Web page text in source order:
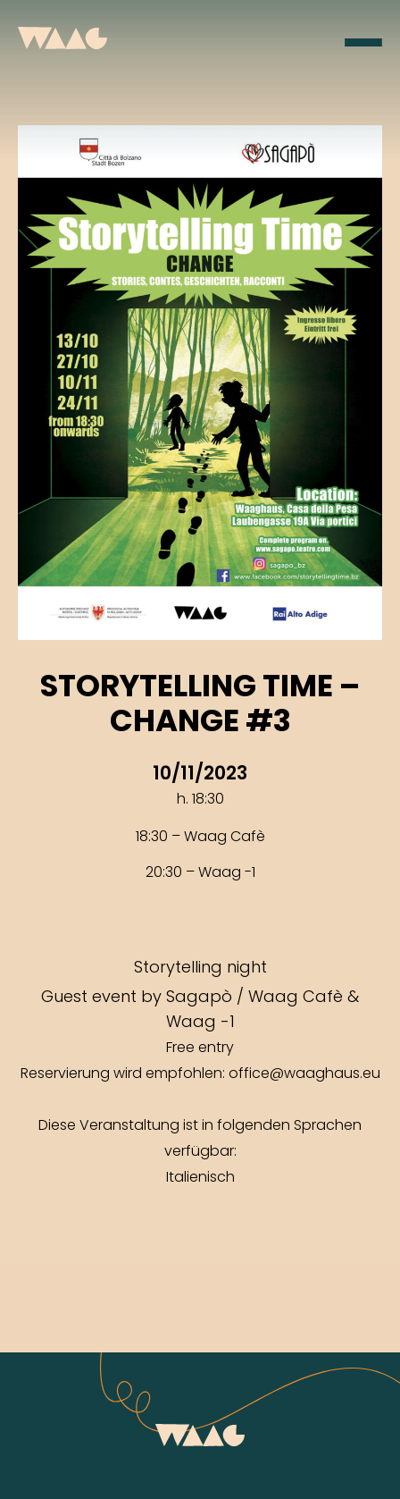
STORYTELLING TIME –
CHANGE #3
10/11/2023
h. 18:30
18:30 – Waag Cafè
20:30 – Waag -1
Storytelling night
Guest event by Sagapò / Waag Cafè &
Waag -1
Free entry
Reservierung wird empfohlen: office@waaghaus.eu
Diese Veranstaltung ist in folgenden Sprachen
verfügbar:
Italienisch